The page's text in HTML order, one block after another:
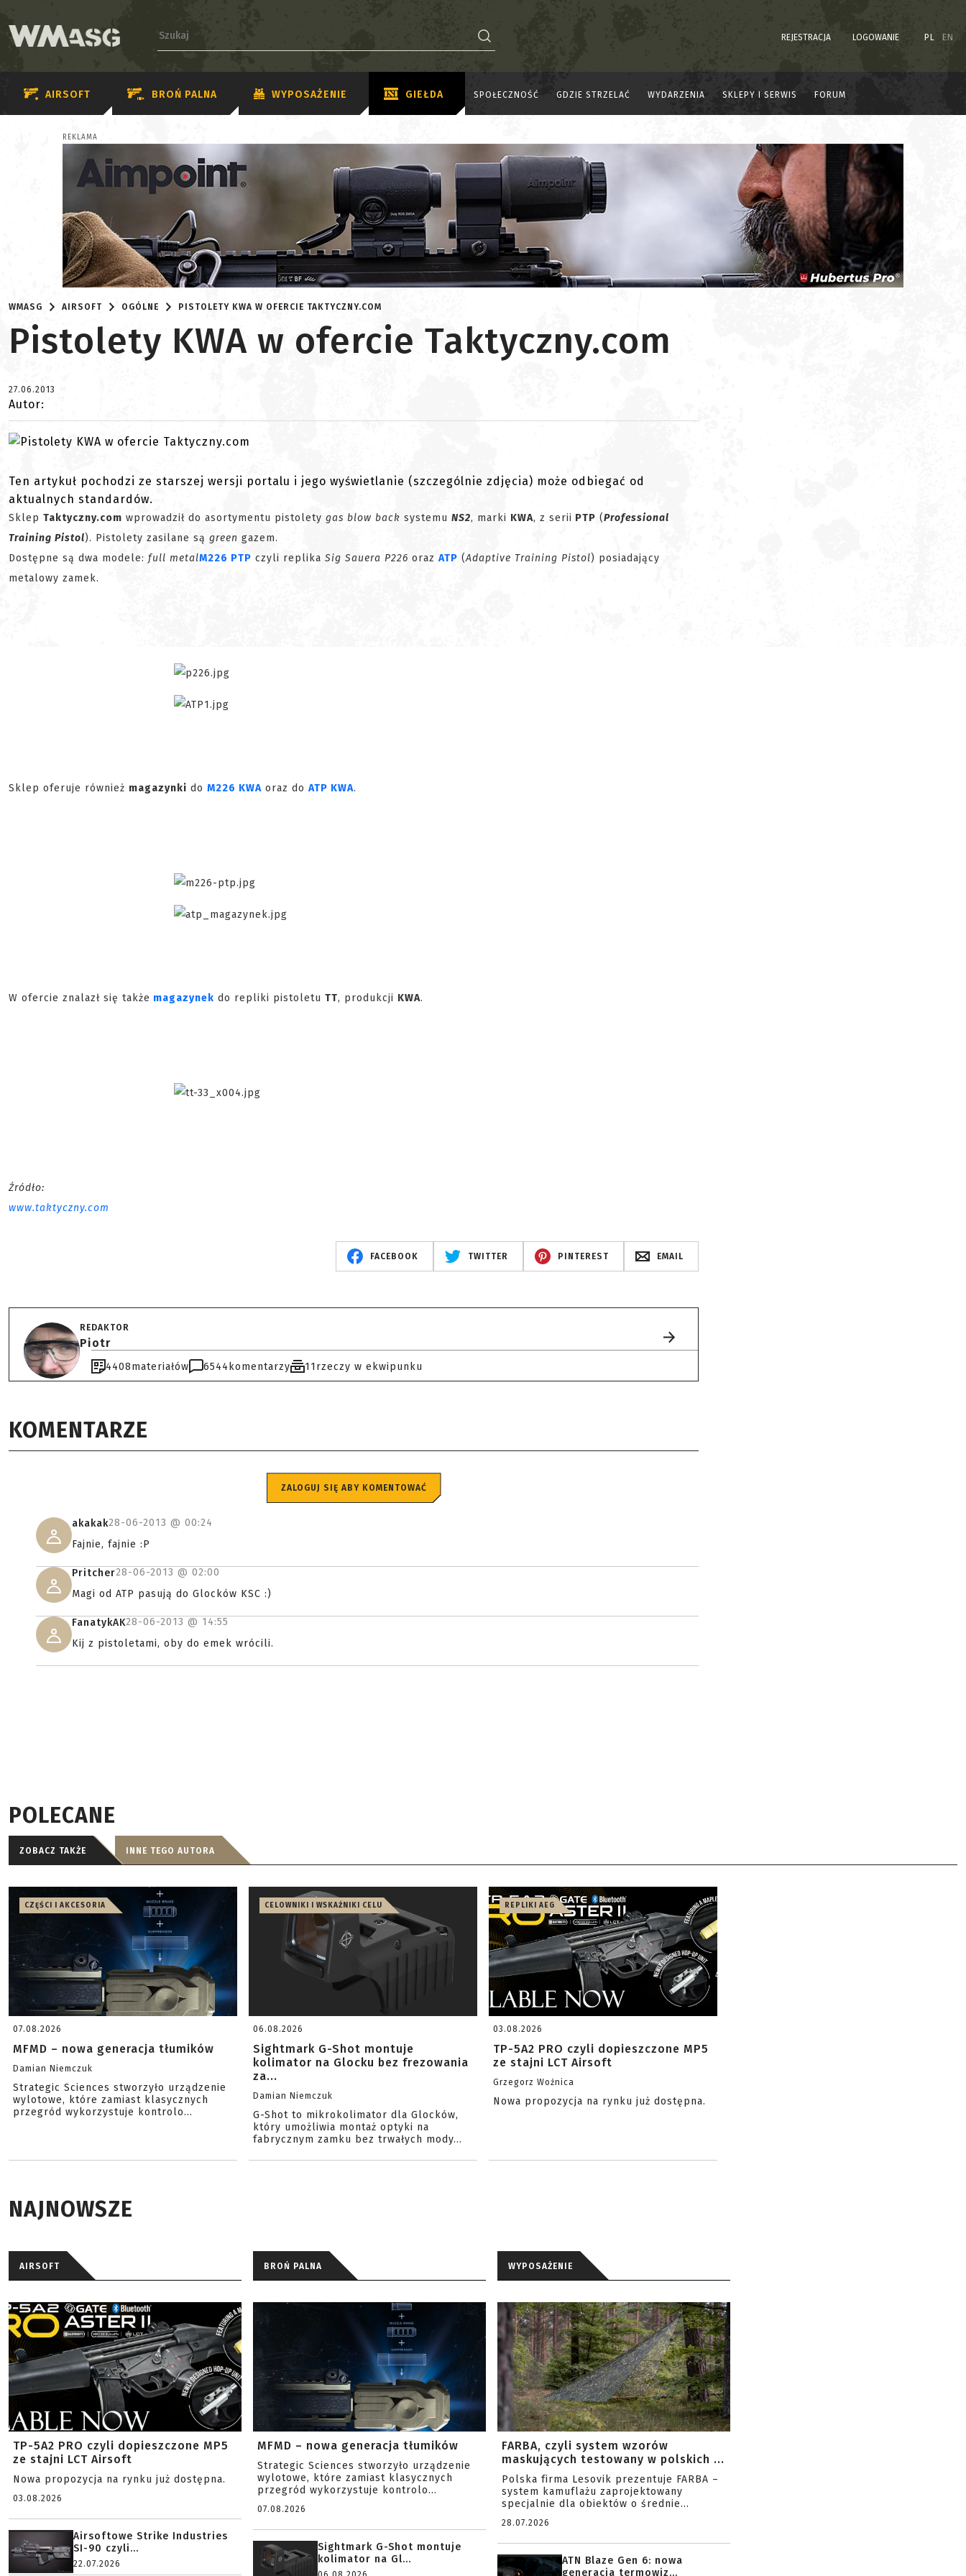
REJESTRACJA LOGOWANIE PL EN
AIRSOFT BROŃ PALNA WYPOSAŻENIE GIEŁDA SPOŁECZNOŚĆ GDZIE STRZELAĆ WYDARZENIA SKLEPY I SERWIS FORUM
REKLAMA
WMASG AIRSOFT OGÓLNE PISTOLETY KWA W OFERCIE TAKTYCZNY.COM
Pistolety KWA w ofercie Taktyczny.com
27.06.2013
Autor:
Ten artykuł pochodzi ze starszej wersji portalu i jego wyświetlanie (szczególnie zdjęcia) może odbiegać od
aktualnych standardów.
Sklep Taktyczny.com wprowadził do asortymentu pistolety gas blow back systemu NS2, marki KWA, z serii PTP (Professional
Training Pistol). Pistolety zasilane są green gazem.
Dostępne są dwa modele: full metalM226 PTP czyli replika Sig Sauera P226 oraz ATP (Adaptive Training Pistol) posiadający
metalowy zamek.
Sklep oferuje również magazynki do M226 KWA oraz do ATP KWA.
W ofercie znalazł się także magazynek do repliki pistoletu TT, produkcji KWA.
Źródło:
www.taktyczny.com
FACEBOOK TWITTER PINTEREST EMAIL
REDAKTOR
Piotr
4408materiałów 6544 komentarzy 11rzeczy w ekwipunku
KOMENTARZE
ZALOGUJ SIĘ ABY KOMENTOWAĆ
akakak28-06-2013 @ 00:24
Fajnie, fajnie :P
Pritcher28-06-2013 @ 02:00
Magi od ATP pasują do Glocków KSC :)
FanatykAK28-06-2013 @ 14:55
Kij z pistoletami, oby do emek wrócili.
POLECANE
ZOBACZ TAKŻE INNE TEGO AUTORA
CZĘŚCI I AKCESORIA
07.08.2026
MFMD – nowa generacja tłumików
Damian Niemczuk
Strategic Sciences stworzyło urządzenie
wylotowe, które zamiast klasycznych
przegród wykorzystuje kontrolo...
CELOWNIKI I WSKAŹNIKI CELU
06.08.2026
Sightmark G-Shot montuje
kolimator na Glocku bez frezowania
za...
Damian Niemczuk
G-Shot to mikrokolimator dla Glocków,
który umożliwia montaż optyki na
fabrycznym zamku bez trwałych mody...
REPLIKI AEG
03.08.2026
TP-5A2 PRO czyli dopieszczone MP5
ze stajni LCT Airsoft
Grzegorz Woźnica
Nowa propozycja na rynku już dostępna.
NAJNOWSZE
AIRSOFT
TP-5A2 PRO czyli dopieszczone MP5
ze stajni LCT Airsoft
Nowa propozycja na rynku już dostępna.
03.08.2026
Airsoftowe Strike Industries
SI-90 czyli...
22.07.2026
BROŃ PALNA
MFMD – nowa generacja tłumików
Strategic Sciences stworzyło urządzenie
wylotowe, które zamiast klasycznych
przegród wykorzystuje kontrolo...
07.08.2026
Sightmark G-Shot montuje
kolimator na Gl...
WYPOSAŻENIE
FARBA, czyli system wzorów
maskujących testowany w polskich ...
Polska firma Lesovik prezentuje FARBA –
system kamuflażu zaprojektowany
specjalnie dla obiektów o średnie...
28.07.2026
ATN Blaze Gen 6: nowa
generacja termowiz...